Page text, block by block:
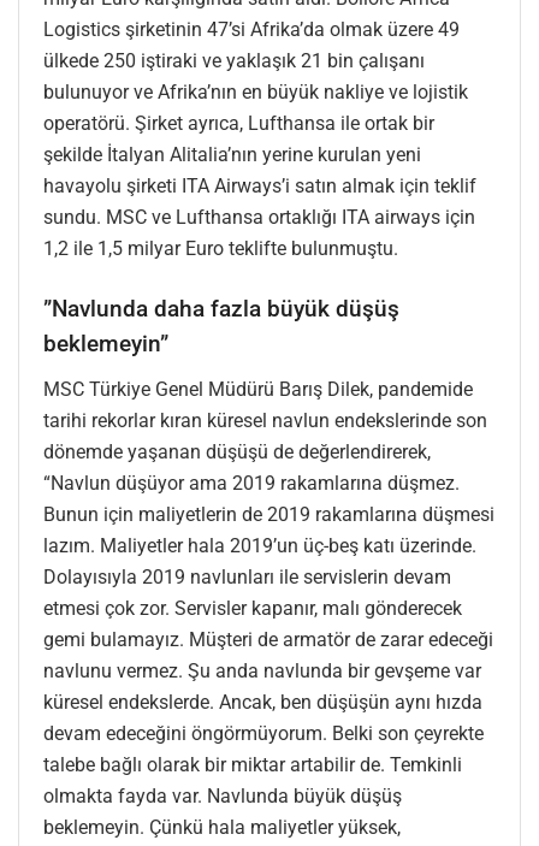
Logistics şirketinin 47’si Afrika’da olmak üzere 49
ülkede 250 iştiraki ve yaklaşık 21 bin çalışanı
bulunuyor ve Afrika’nın en büyük nakliye ve lojistik
operatörü. Şirket ayrıca, Lufthansa ile ortak bir
şekilde İtalyan Alitalia’nın yerine kurulan yeni
havayolu şirketi ITA Airways’i satın almak için teklif
sundu. MSC ve Lufthansa ortaklığı ITA airways için
1,2 ile 1,5 milyar Euro teklifte bulunmuştu.
”Navlunda daha fazla büyük düşüş
beklemeyin”
MSC Türkiye Genel Müdürü Barış Dilek, pandemide
tarihi rekorlar kıran küresel navlun endekslerinde son
dönemde yaşanan düşüşü de değerlendirerek,
“Navlun düşüyor ama 2019 rakamlarına düşmez.
Bunun için maliyetlerin de 2019 rakamlarına düşmesi
lazım. Maliyetler hala 2019’un üç-beş katı üzerinde.
Dolayısıyla 2019 navlunları ile servislerin devam
etmesi çok zor. Servisler kapanır, malı gönderecek
gemi bulamayız. Müşteri de armatör de zarar edeceği
navlunu vermez. Şu anda navlunda bir gevşeme var
küresel endekslerde. Ancak, ben düşüşün aynı hızda
devam edeceğini öngörmüyorum. Belki son çeyrekte
talebe bağlı olarak bir miktar artabilir de. Temkinli
olmakta fayda var. Navlunda büyük düşüş
beklemeyin. Çünkü hala maliyetler yüksek,